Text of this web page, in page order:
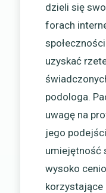
dzieli się
forach
uzyskać
podologa.
uwagę na
jego
umiejętność
wysoko
korzystające